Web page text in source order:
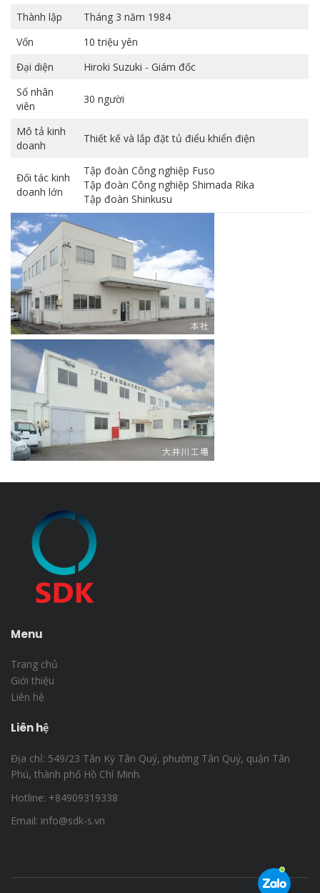
Thành lập
Tháng 3 năm 1984
Vốn
10 triệu yên
Đại diện
Hiroki Suzuki - Giám đốc
Số nhân
viên
30 người
Mô tả kinh
doanh
Thiết kế và lắp đặt tủ điểu khiển điện
Đối tác kinh
doanh lớn
Tập đoàn Công nghiệp Fuso
Tập đoàn Công nghiệp Shimada Rika
Tập đoàn Shinkusu
Menu
Trang chủ
Giới thiệu
Liên hệ
Liên hệ
Địa chỉ: 549/23 Tân Kỳ Tân Quý, phường Tân Quý, quận Tân
Phú, thành phố Hồ Chí Minh.
Hotline: +84909319338
Email: info@sdk-s.vn